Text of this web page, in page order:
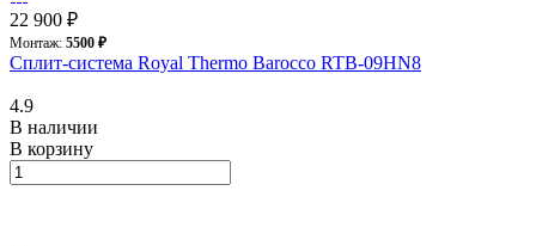
22 900 ₽
Монтаж: 5500 ₽
Сплит-система Royal Thermo Barocco RTB-09HN8
4.9
В наличии
В корзину